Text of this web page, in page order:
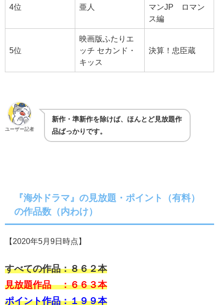
4位 亜人
マンJP ロマン
ス編
5位
映画版ふたりエ
ッチ セカンド・
キッス
決算！忠臣蔵
ユーザー記者
新作・準新作を除けば、ほんとど見放題作
品ばっかりです。
『海外ドラマ』の見放題・ポイント（有料）
の作品数（内わけ）
【2020年5月9日時点】
すべての作品：８６２本
見放題作品 ：６６３本
ポイント作品：１９９本